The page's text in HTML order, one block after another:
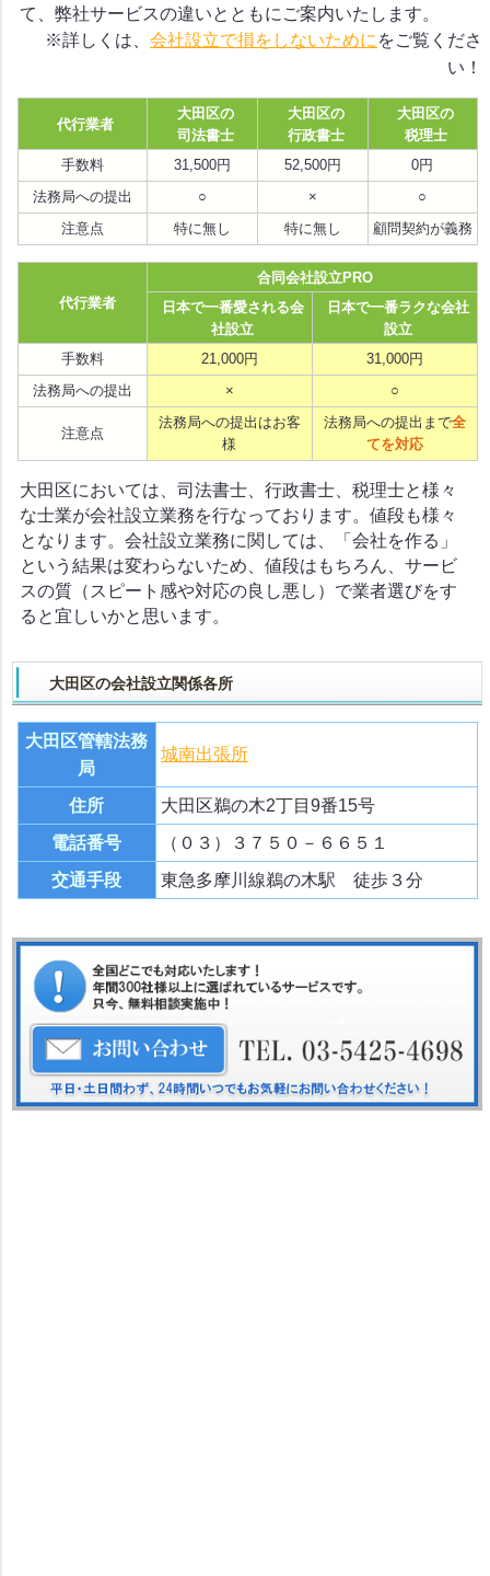
て、弊社サービスの違いとともにご案内いたします。
※詳しくは、会社設立で損をしないために をご覧くださ
い！
代行業者
大田区の
司法書士
大田区の
行政書士
大田区の
税理士
手数料
31,500円 52,500円
0円
法務局への提出
○ ×
○
注意点
特に無し 特に無し 顧問契約が義務
代行業者
合同会社設立PRO
日本で一番愛される会
社設立
日本で一番ラクな会社
設立
手数料
21,000円
31,000円
法務局への提出
× ○
注意点
法務局への提出はお客
様
法務局への提出まで全
てを対応
大田区においては、司法書士、行政書士、税理士と様々
な士業が会社設立業務を行なっております。値段も様々
となります。会社設立業務に関しては、「会社を作る」
という結果は変わらないため、値段はもちろん、サービ
スの質（スピート感や対応の良し悪し）で業者選びをす
ると宜しいかと思います。
大田区の会社設立関係各所
大田区管轄法務
局
城南出張所
住所
大田区鵜の木2丁目9番15号
電話番号
（０３）３７５０－６６５１
交通手段
東急多摩川線鵜の木駅 徒歩３分